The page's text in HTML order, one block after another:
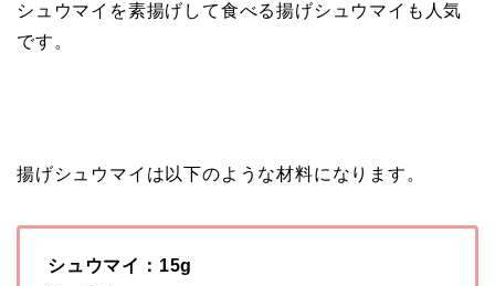
シュウマイを素揚げして食べる揚げシュウマイも人気
です。
揚げシュウマイは以下のような材料になります。
シュウマイ：15g